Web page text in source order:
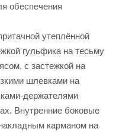
обеспечения
утеплённой
гульфика на тесьму
с застежкой на
шлевками на
держателями
Внутренние боковые
карманом на